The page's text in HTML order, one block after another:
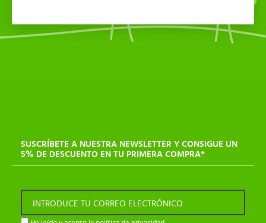
SUSCRÍBETE A NUESTRA NEWSLETTER Y CONSIGUE UN
5% DE DESCUENTO EN TU PRIMERA COMPRA*
INTRODUCE TU CORREO ELECTRÓNICO